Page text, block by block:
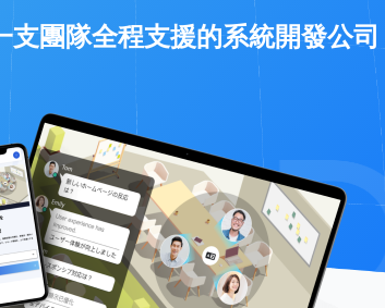
支團隊全程支援的系統開發公司